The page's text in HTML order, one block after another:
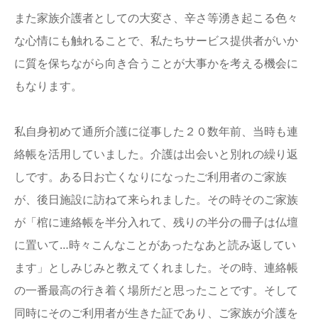
また家族介護者としての大変さ、辛さ等湧き起こる色々
な心情にも触れることで、私たちサービス提供者がいか
に質を保ちながら向き合うことが大事かを考える機会に
もなります。
私自身初めて通所介護に従事した２０数年前、当時も連
絡帳を活用していました。介護は出会いと別れの繰り返
しです。ある日お亡くなりになったご利用者のご家族
が、後日施設に訪ねて来られました。その時そのご家族
が「棺に連絡帳を半分入れて、残りの半分の冊子は仏壇
に置いて…時々こんなことがあったなあと読み返してい
ます」としみじみと教えてくれました。その時、連絡帳
の一番最高の行き着く場所だと思ったことです。そして
同時にそのご利用者が生きた証であり、ご家族が介護を